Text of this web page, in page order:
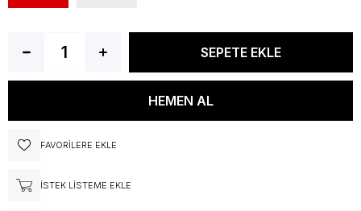
FAVORILERE EKLE
İSTEK LISTEME EKLE